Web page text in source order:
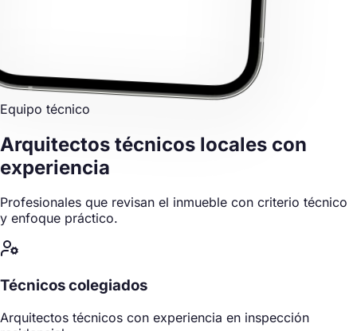
Equipo técnico
Arquitectos técnicos locales con
experiencia
Profesionales que revisan el inmueble con criterio técnico
y enfoque práctico.
Técnicos colegiados
Arquitectos técnicos con experiencia en inspección